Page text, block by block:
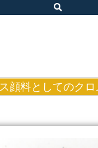
顔料としてのク